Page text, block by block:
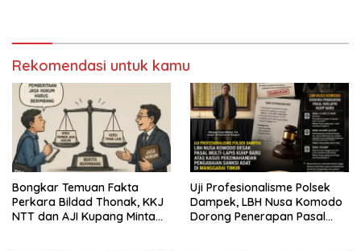
Rekomendasi untuk kamu
Bongkar Temuan Fakta
Perkara Bildad Thonak, KKJ
NTT dan AJI Kupang Minta
Uji Profesionalisme Polsek
Dampek, LBH Nusa Komodo
Dorong Penerapan Pasal